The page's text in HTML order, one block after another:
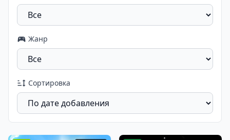
Жанр
Сортировка